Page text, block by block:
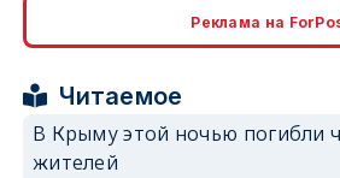
Реклама на
Читаемое
В Крыму этой ночью погибли
жителей